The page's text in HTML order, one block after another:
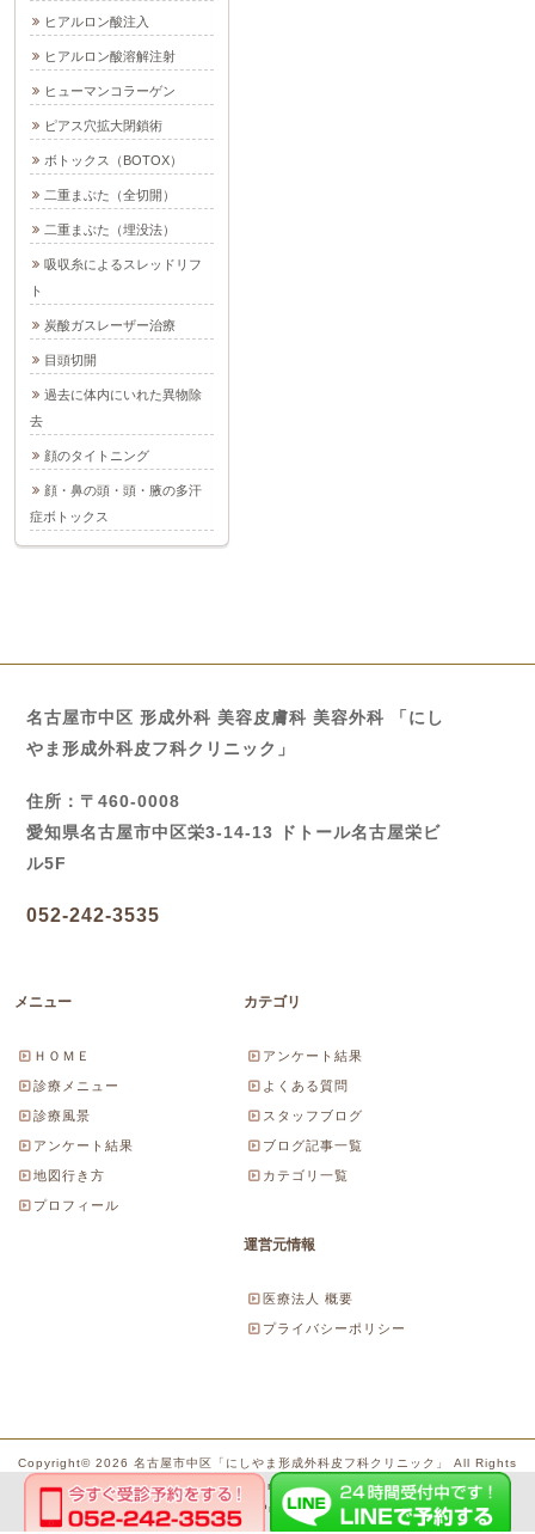
ヒアルロン酸注入
ヒアルロン酸溶解注射
ヒューマンコラーゲン
ピアス穴拡大閉鎖術
ボトックス（BOTOX）
二重まぶた（全切開）
二重まぶた（埋没法）
吸収糸によるスレッドリフ
ト
炭酸ガスレーザー治療
目頭切開
過去に体内にいれた異物除
去
顔のタイトニング
顔・鼻の頭・頭・腋の多汗
症ボトックス
名古屋市中区 形成外科 美容皮膚科 美容外科 「にし
やま形成外科皮フ科クリニック」
住所：〒460-0008
愛知県名古屋市中区栄3-14-13 ドトール名古屋栄ビ
ル5F
052-242-3535
メニュー
ＨＯＭＥ
診療メニュー
診療風景
アンケート結果
地図行き方
プロフィール
カテゴリ
アンケート結果
よくある質問
スタッフブログ
ブログ記事一覧
カテゴリ一覧
運営元情報
医療法人 概要
プライバシーポリシー
Copyright© 2026 名古屋市中区「にしやま形成外科皮フ科クリニック」 All Rights
Reserved.
Powered by WordPress & SeitaiMeijin